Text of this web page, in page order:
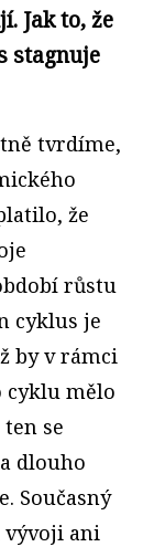
Jak to, že
stagnuje
tvrdíme,
že
růstu
cyklus je
by v rámci
cyklu mělo
se
dlouho
Současný
vývoji ani